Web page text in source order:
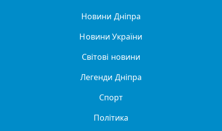
Новини Дніпра
Новини України
Світові новини
Легенди Дніпра
Спорт
Політика